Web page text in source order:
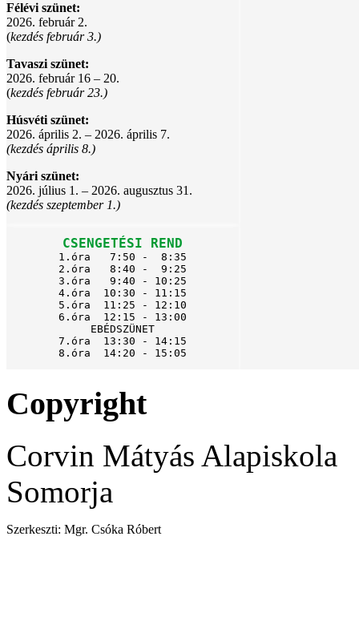
Félévi szünet:
2026. február 2.
(kezdés február 3.)
Tavaszi szünet:
2026. február 16 – 20.
(kezdés február 23.)
Húsvéti szünet:
2026. április 2. – 2026. április 7.
(kezdés április 8.)
Nyári szünet:
2026. július 1. – 2026. augusztus 31.
(kezdés szeptember 1.)
CSENGETÉSI REND
1.óra   7:50 -  8:35
2.óra   8:40 -  9:25
3.óra   9:40 - 10:25
4.óra  10:30 - 11:15
5.óra  11:25 - 12:10
6.óra  12:15 - 13:00
EBÉDSZÜNET
7.óra  13:30 - 14:15
8.óra  14:20 - 15:05
Copyright
Corvin Mátyás Alapiskola
Somorja
Szerkeszti: Mgr. Csóka Róbert